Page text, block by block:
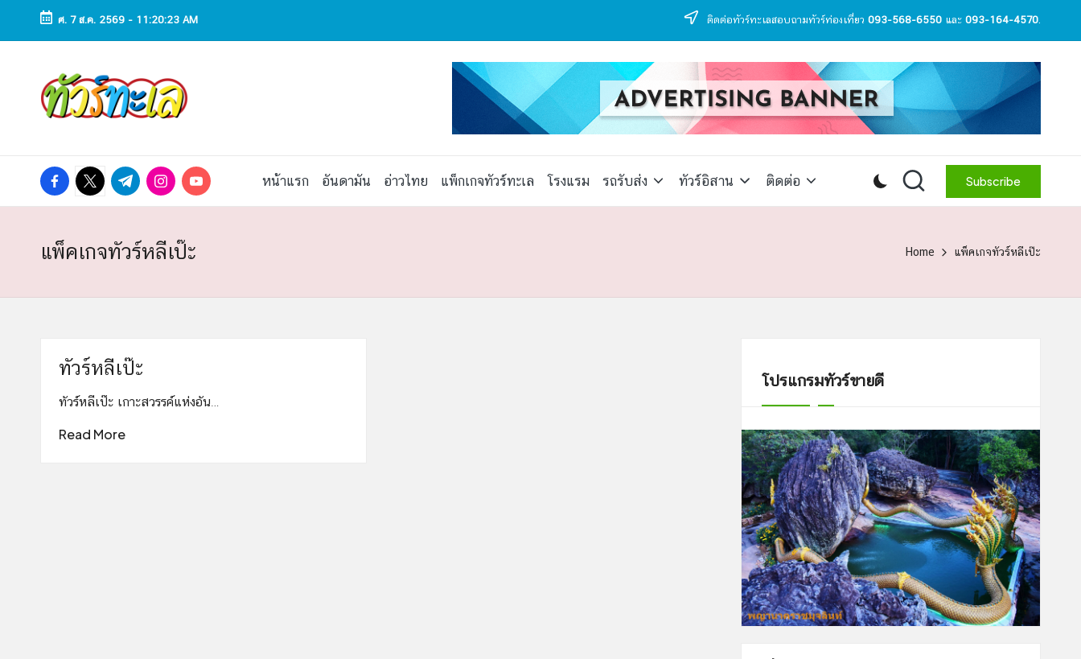
Skip
ศ. 7 ส.ค. 2569 - 11:20:24 AM ติดต่อทัวร์ทะเลสอบถามทัวร์ท่องเที่ยว 093-568-6550 และ 093-164-4570.
ทั
ว
ท
เ
ล
ทัวร์
ทะเล
ราคา
แพ็ก
เที่ยว
ทะเล
ทั่ว
facebook.com
twitter.com
t.me instagram.com
youtube.com หน้าแรก อันดามัน อ่าวไทย แพ็กเกจทัวร์ทะเล โรงแรม รถรับส่ง ทัวร์อิสาน ติดต่อ Subscribe
แพ็คเกจทัวร์หลีเป๊ะ Home แพ็คเกจทัวร์หลีเป๊ะ
ทัวร์หลีเป๊ะ
ทัวร์หลีเป๊ะ เกาะสวรรค์แห่งอัน…
Read More
โปรแกรมทัวร์ขายดี